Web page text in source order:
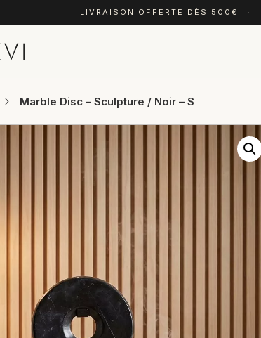
LIVRAISON OFFERTE DÈS 500€ ·
Marble Disc – Sculpture / Noir – S